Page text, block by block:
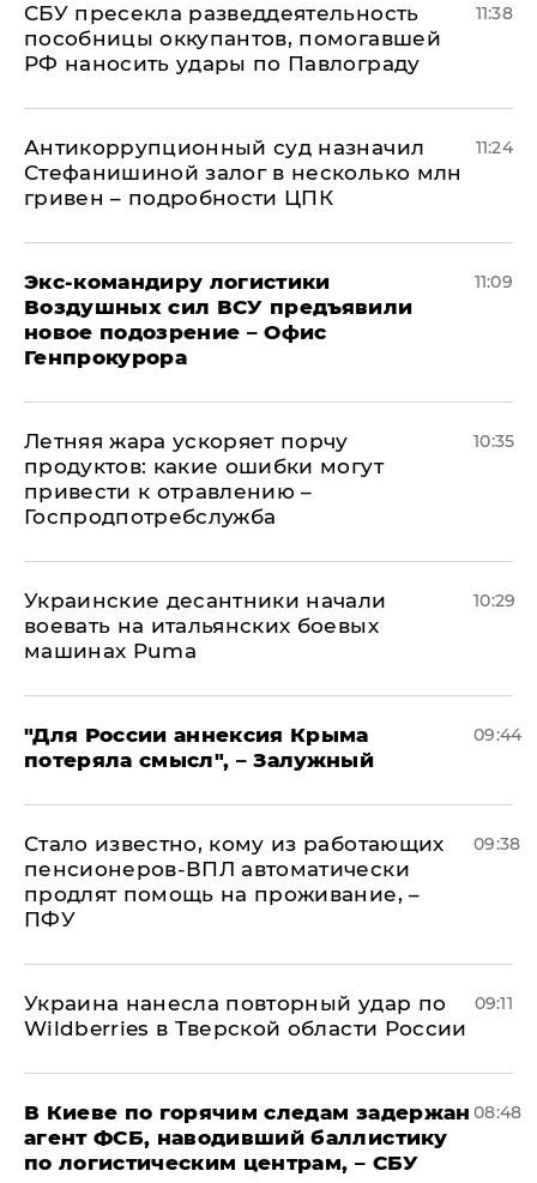
СБУ пресекла разведдеятельность
пособницы оккупантов, помогавшей
РФ наносить удары по Павлограду
11:38
Антикоррупционный суд назначил
Стефанишиной залог в несколько млн
гривен – подробности ЦПК
11:24
Экс-командиру логистики
Воздушных сил ВСУ предъявили
новое подозрение – Офис
Генпрокурора
11:09
Летняя жара ускоряет порчу
продуктов: какие ошибки могут
привести к отравлению –
Госпродпотребслужба
10:35
Украинские десантники начали
воевать на итальянских боевых
машинах Puma
10:29
"Для России аннексия Крыма
потеряла смысл", – Залужный
09:44
Стало известно, кому из работающих
пенсионеров-ВПЛ автоматически
продлят помощь на проживание, –
ПФУ
09:38
Украина нанесла повторный удар по
Wildberries в Тверской области России
09:11
В Киеве по горячим следам задержан
агент ФСБ, наводивший баллистику
по логистическим центрам, – СБУ
08:48